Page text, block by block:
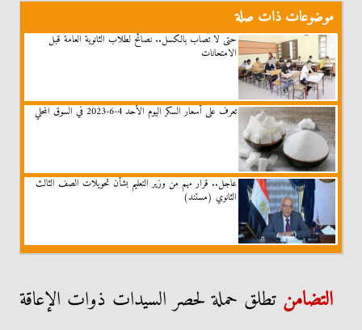
موضوعات ذات صلة
حتى لا تُصاب بالكسل.. نصائح لطلاب الثانوية العامة قبل
الامتحانات
تعرف على أسعار السكر اليوم الأحد 4-6-2023 في السوق المحلي
عاجل.. قرار مهم من وزير التعليم بشأن تحويلات الصف الثالث
الثانوي (مستند)
التضامن تطلق حملة لحصر السيدات ذوات الإعاقة